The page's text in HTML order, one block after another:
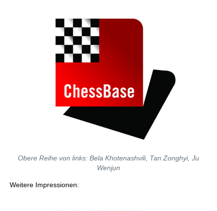
Obere Reihe von links: Bela Khotenashvili, Tan Zonghyi, Ju
Wenjun
Weitere Impressionen: